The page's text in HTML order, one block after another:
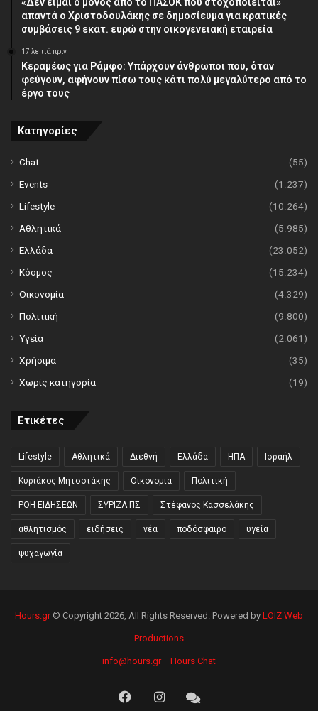
απαντά ο Χριστοδουλάκης σε δημοσίευμα για κρατικές
συμβάσεις 9 εκατ. ευρώ στην οικογενειακή εταιρεία
17 λεπτά πρίν
Κεραμέως για Ράμφο: Υπάρχουν άνθρωποι που, όταν
φεύγουν, αφήνουν πίσω τους κάτι πολύ μεγαλύτερο από το
έργο τους
Κατηγορίες
Chat
(55)
Events
(1.237)
Lifestyle
(10.264)
Αθλητικά
(5.985)
Ελλάδα
(23.052)
Κόσμος
(15.234)
Οικονομία
(4.329)
Πολιτική
(9.800)
Υγεία
(2.061)
Χρήσιμα
(35)
Χωρίς κατηγορία
(19)
Ετικέτες
Lifestyle Αθλητικά Διεθνή Ελλάδα ΗΠΑ Ισραήλ
Κυριάκος Μητσοτάκης Οικονομία Πολιτική
ΡΟΗ ΕΙΔΗΣΕΩΝ ΣΥΡΙΖΑ ΠΣ Στέφανος Κασσελάκης
αθλητισμός ειδήσεις νέα ποδόσφαιρο υγεία
ψυχαγωγία
Hours.gr© Copyright 2026, All Rights Reserved. Powered by LOIZ Web
Productions
info@hours.gr Hours Chat
FacebookInstagramHours